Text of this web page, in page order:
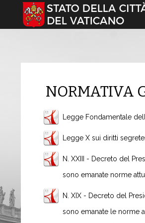
Seleziona la tua lingua
NORMATIVA
Legge Fondamentale
Legge X sui diritti
N. XXIII - Decreto del
sono emanate norme
N. XIX - Decreto del
sono emanate le norme